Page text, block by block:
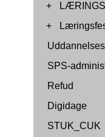
+
+
SPS-
Refud
Digidage
STUK_CUK